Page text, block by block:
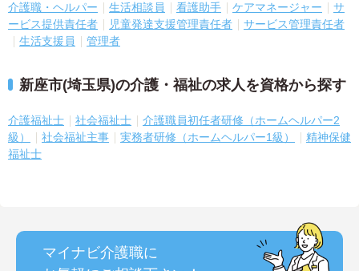
介護職・ヘルパー 生活相談員 看護助手 ケアマネージャー
サ
ービス提供責任者
児童発達支援管理責任者
サービス管理責任者
生活支援員
管理者
新座市(埼玉県)の介護・福祉の求人を資格から探す
介護福祉士 社会福祉士
介護職員初任者研修（ホームヘルパー2
級）
社会福祉主事 実務者研修（ホームヘルパー1級）
精神保健
福祉士
マイナビ介護職に